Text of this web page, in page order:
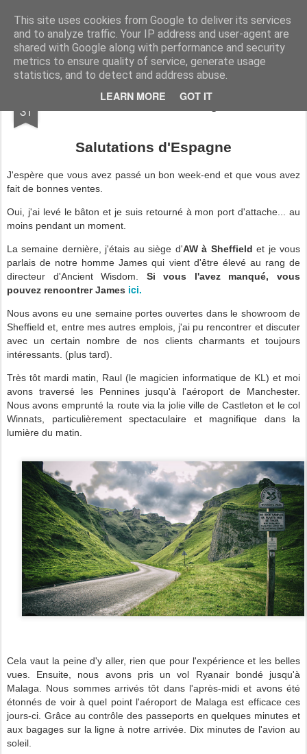
This site uses cookies from Google to deliver its services
and to analyze traffic. Your IP address and user-agent are
shared with Google along with performance and security
metrics to ensure quality of service, generate usage
statistics, and to detect and address abuse.
LEARN MORE GOT IT
AWGifts France
Home
31 Escrocs à Malaga
Salutations d'Espagne
J'espère que vous avez passé un bon week-end et que vous avez
fait de bonnes ventes.
Oui, j'ai levé le bâton et je suis retourné à mon port d'attache... au
moins pendant un moment.
La semaine dernière, j'étais au siège d'AW à Sheffield et je vous
parlais de notre homme James qui vient d'être élevé au rang de
directeur d'Ancient Wisdom. Si vous l'avez manqué, vous
pouvez rencontrer James ici.
Nous avons eu une semaine portes ouvertes dans le showroom de
Sheffield et, entre mes autres emplois, j'ai pu rencontrer et discuter
avec un certain nombre de nos clients charmants et toujours
intéressants. (plus tard).
Très tôt mardi matin, Raul (le magicien informatique de KL) et moi
avons traversé les Pennines jusqu'à l'aéroport de Manchester.
Nous avons emprunté la route via la jolie ville de Castleton et le col
Winnats, particulièrement spectaculaire et magnifique dans la
lumière du matin.
Cela vaut la peine d'y aller, rien que pour l'expérience et les belles
vues. Ensuite, nous avons pris un vol Ryanair bondé jusqu'à
Malaga. Nous sommes arrivés tôt dans l'après-midi et avons été
étonnés de voir à quel point l'aéroport de Malaga est efficace ces
jours-ci. Grâce au contrôle des passeports en quelques minutes et
aux bagages sur la ligne à notre arrivée. Dix minutes de l'avion au
soleil.